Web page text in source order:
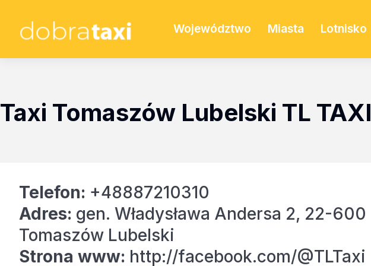
Województwo Miasta Lotnisko
Taxi Tomaszów Lubelski TL TAXI
Telefon: +48887210310
Adres: gen. Władysława Andersa 2, 22-600
Tomaszów Lubelski
Strona www: http://facebook.com/@TLTaxi